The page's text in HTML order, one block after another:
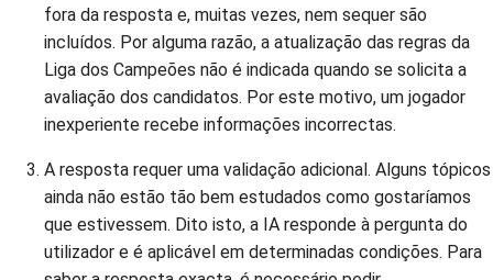
fora da resposta e, muitas vezes, nem sequer são
incluídos. Por alguma razão, a atualização das regras da
Liga dos Campeões não é indicada quando se solicita a
avaliação dos candidatos. Por este motivo, um jogador
inexperiente recebe informações incorrectas.
A resposta requer uma validação adicional. Alguns tópicos
ainda não estão tão bem estudados como gostaríamos
que estivessem. Dito isto, a IA responde à pergunta do
utilizador e é aplicável em determinadas condições. Para